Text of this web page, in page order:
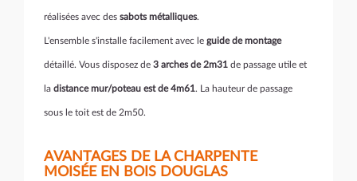
réalisées avec des sabots métalliques.
L'ensemble s'installe facilement avec le guide de montage
détaillé. Vous disposez de 3 arches de 2m31 de passage utile et
la distance mur/poteau est de 4m61. La hauteur de passage
sous le toit est de 2m50.
AVANTAGES DE LA CHARPENTE
MOISÉE EN BOIS DOUGLAS